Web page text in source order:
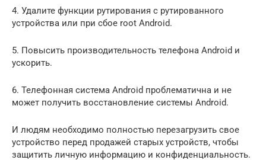
4. Удалите функции рутирования с рутированного
устройства или при сбое root Android.
5. Повысить производительность телефона Android и
ускорить.
6. Телефонная система Android проблематична и не
может получить восстановление системы Android.
И людям необходимо полностью перезагрузить свое
устройство перед продажей старых устройств, чтобы
защитить личную информацию и конфиденциальность.